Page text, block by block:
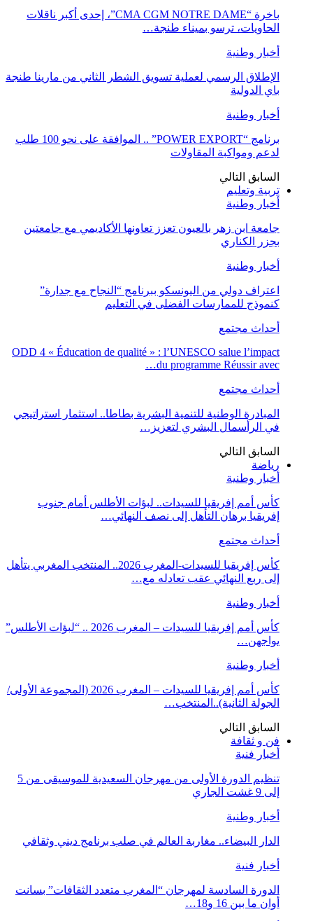
باخرة “CMA CGM NOTRE DAME”، إحدى أكبر ناقلات
الحاويات، ترسو بميناء طنجة…
أخبار وطنية
الإطلاق الرسمي لعملية تسويق الشطر الثاني من مارينا طنجة
باي الدولية
أخبار وطنية
برنامج “POWER EXPORT” .. الموافقة على نحو 100 طلب
لدعم ومواكبة المقاولات
السابق التالي
تربية وتعليم
أخبار وطنية
جامعة ابن زهر بالعيون تعزز تعاونها الأكاديمي مع جامعتين
بجزر الكناري
أخبار وطنية
اعتراف دولي من اليونسكو ببرنامج “النجاح مع جدارة”
كنموذج للممارسات الفضلى في التعليم
أحداث مجتمع
ODD 4 « Éducation de qualité » : l’UNESCO salue l’impact
du programme Réussir avec…
أحداث مجتمع
المبادرة الوطنية للتنمية البشرية بطاطا.. استثمار استراتيجي
في الرأسمال البشري لتعزيز…
السابق التالي
رياضة
أخبار وطنية
كأس أمم إفريقيا للسيدات.. لبؤات الأطلس أمام جنوب
إفريقيا برهان التأهل إلى نصف النهائي…
أحداث مجتمع
كأس إفريقيا للسيدات-المغرب 2026.. المنتخب المغربي يتأهل
إلى ربع النهائي عقب تعادله مع…
أخبار وطنية
كأس أمم إفريقيا للسيدات – المغرب 2026 .. “لبؤات الأطلس”
يواجهن…
أخبار وطنية
كأس أمم إفريقيا للسيدات – المغرب 2026 (المجموعة الأولى/
الجولة الثانية)..المنتخب…
السابق التالي
فن و ثقافة
أخبار فنية
تنظيم الدورة الأولى من مهرجان السعيدية للموسيقى من 5
إلى 9 غشت الجاري
أخبار وطنية
الدار البيضاء.. مغاربة العالم في صلب برنامج ديني وثقافي
أخبار فنية
الدورة السادسة لمهرجان “المغرب متعدد الثقافات” بسانت
أوان ما بين 16 و18…